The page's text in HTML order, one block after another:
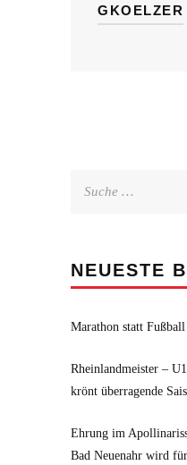
GKOELZER
NEUESTE
Marathon statt Fußball
Rheinlandmeister –
krönt überragende
Ehrung im
Bad Neuenahr wird